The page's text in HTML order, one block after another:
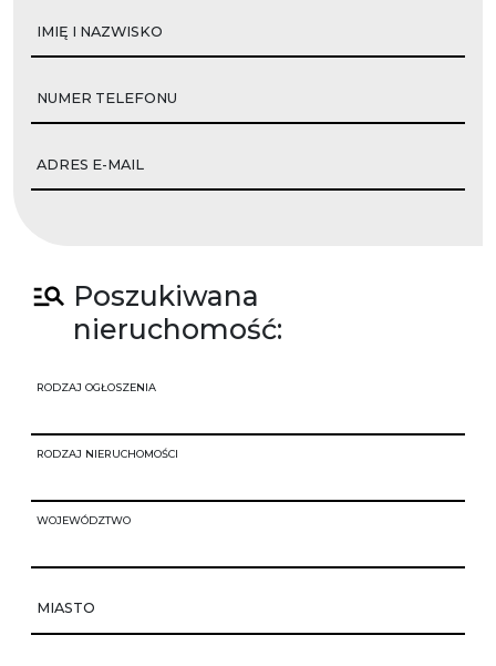
IMIĘ I NAZWISKO
NUMER TELEFONU
ADRES E-MAIL
Poszukiwana
nieruchomość:
RODZAJ OGŁOSZENIA
RODZAJ NIERUCHOMOŚCI
WOJEWÓDZTWO
MIASTO